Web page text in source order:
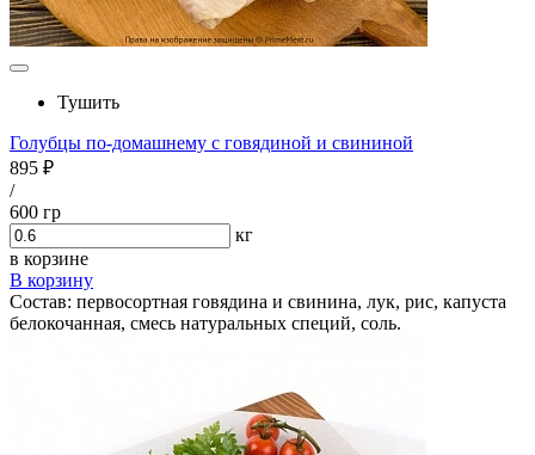
Тушить
Голубцы по-домашнему с говядиной и свининой
895 ₽
/
600 гр
кг
в корзине
В корзину
Состав: первосортная говядина и свинина, лук, рис, капуста
белокочанная, смесь натуральных специй, соль.